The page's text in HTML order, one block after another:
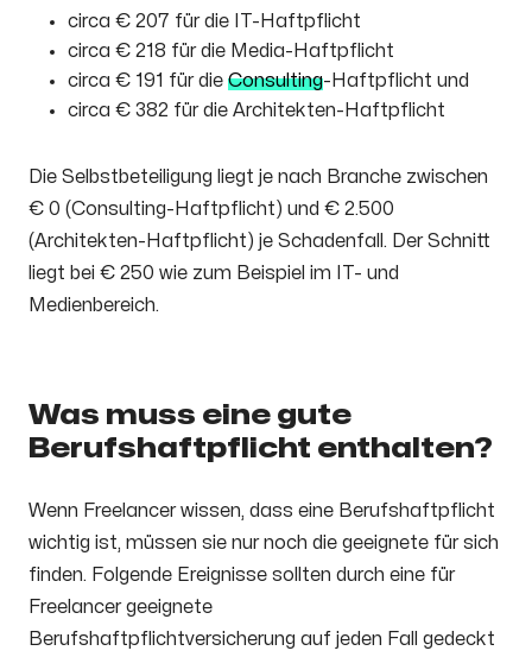
circa € 207 für die IT-Haftpflicht
circa € 218 für die Media-Haftpflicht
circa € 191 für die Consulting-Haftpflicht und
circa € 382 für die Architekten-Haftpflicht
Die Selbstbeteiligung liegt je nach Branche zwischen
€ 0 (Consulting-Haftpflicht) und € 2.500
(Architekten-Haftpflicht) je Schadenfall. Der Schnitt
liegt bei € 250 wie zum Beispiel im IT- und
Medienbereich.
Was muss eine gute
Berufshaftpflicht enthalten?
Wenn Freelancer wissen, dass eine Berufshaftpflicht
wichtig ist, müssen sie nur noch die geeignete für sich
finden. Folgende Ereignisse sollten durch eine für
Freelancer geeignete
Berufshaftpflichtversicherung auf jeden Fall gedeckt